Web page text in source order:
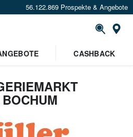
56.122.869 Prospekte & Angebote
CASHBACK